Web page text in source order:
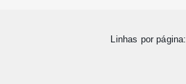
Linhas por página: